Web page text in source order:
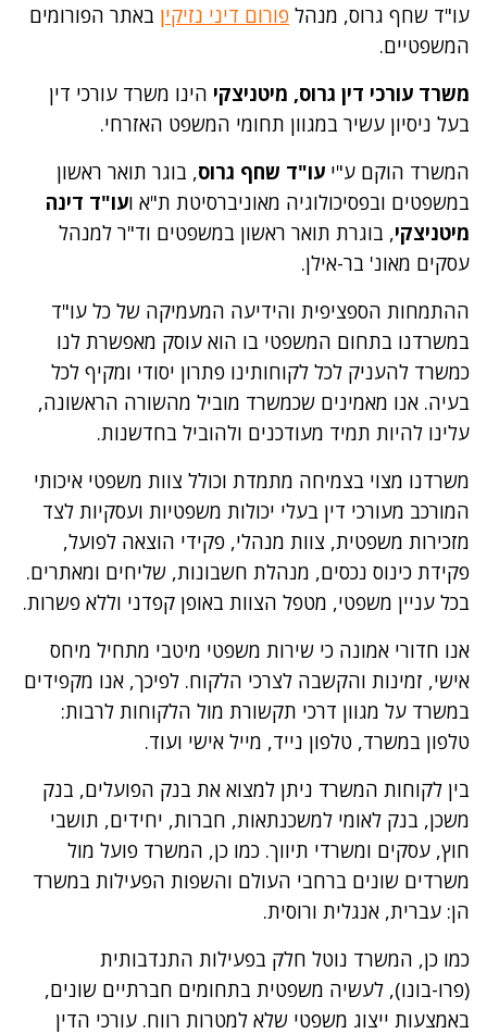
עו"ד שחף גרוס, מנהל פורום דיני נזיקין באתר הפורומים
המשפטיים.
משרד עורכי דין גרוס, מיטניצקי הינו משרד עורכי דין
בעל ניסיון עשיר במגוון תחומי המשפט האזרחי.
המשרד הוקם ע"י עו"ד שחף גרוס, בוגר תואר ראשון
במשפטים ובפסיכולוגיה מאוניברסיטת ת"א ועו"ד דינה
מיטניצקי, בוגרת תואר ראשון במשפטים וד"ר למנהל
עסקים מאונ' בר-אילן.
ההתמחות הספציפית והידיעה המעמיקה של כל עו"ד
במשרדנו בתחום המשפטי בו הוא עוסק מאפשרת לנו
כמשרד להעניק לכל לקוחותינו פתרון יסודי ומקיף לכל
בעיה. אנו מאמינים שכמשרד מוביל מהשורה הראשונה,
עלינו להיות תמיד מעודכנים ולהוביל בחדשנות.
משרדנו מצוי בצמיחה מתמדת וכולל צוות משפטי איכותי
המורכב מעורכי דין בעלי יכולות משפטיות ועסקיות לצד
מזכירות משפטית, צוות מנהלי, פקידי הוצאה לפועל,
פקידת כינוס נכסים, מנהלת חשבונות, שליחים ומאתרים.
בכל עניין משפטי, מטפל הצוות באופן קפדני וללא פשרות.
אנו חדורי אמונה כי שירות משפטי מיטבי מתחיל מיחס
אישי, זמינות והקשבה לצרכי הלקוח. לפיכך, אנו מקפידים
במשרד על מגוון דרכי תקשורת מול הלקוחות לרבות:
טלפון במשרד, טלפון נייד, מייל אישי ועוד.
בין לקוחות המשרד ניתן למצוא את בנק הפועלים, בנק
משכן, בנק לאומי למשכנתאות, חברות, יחידים, תושבי
חוץ, עסקים ומשרדי תיווך. כמו כן, המשרד פועל מול
משרדים שונים ברחבי העולם והשפות הפעילות במשרד
הן: עברית, אנגלית ורוסית.
כמו כן, המשרד נוטל חלק בפעילות התנדבותית
(פרו-בונו), לעשיה משפטית בתחומים חברתיים שונים,
באמצעות ייצוג משפטי שלא למטרות רווח. עורכי הדין